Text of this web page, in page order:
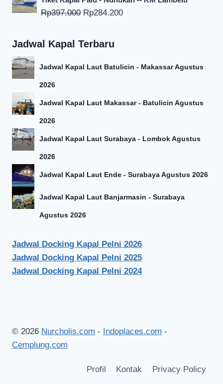
adalah:
ini
Rp397.000 Harga
adalah:
Rp284.200Harga
Rp284.200.
Jadwal Kapal Terbaru
Jadwal Kapal Laut Batulicin - Makassar Agustus
2026
Jadwal Kapal Laut Makassar - Batulicin Agustus
2026
Jadwal Kapal Laut Surabaya - Lombok Agustus
2026
Jadwal Kapal Laut Ende - Surabaya Agustus 2026
Jadwal Kapal Laut Banjarmasin - Surabaya
Agustus 2026
Jadwal Docking Kapal Pelni 2026
Jadwal Docking Kapal Pelni 2025
Jadwal Docking Kapal Pelni 2024
© 2026 Nurcholis.com - Indoplaces.com -
Cemplung.com
Profil Kontak
Privacy Policy